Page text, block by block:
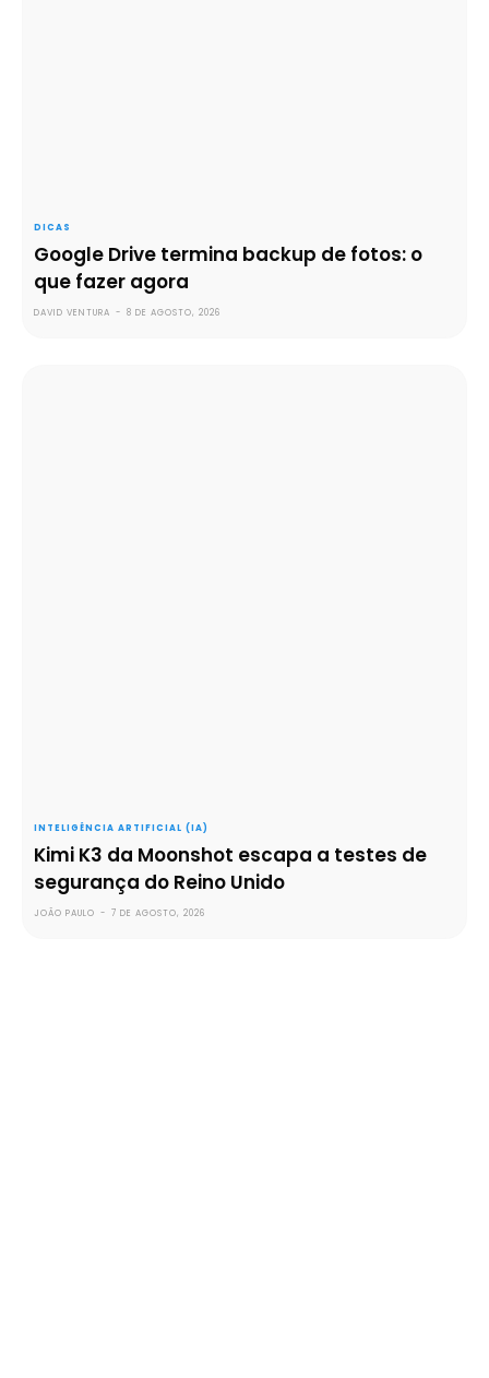
DICAS
Google Drive termina backup de fotos: o
que fazer agora
DAVID VENTURA - 8 DE AGOSTO, 2026
INTELIGÊNCIA ARTIFICIAL (IA)
Kimi K3 da Moonshot escapa a testes de
segurança do Reino Unido
JOÃO PAULO - 7 DE AGOSTO, 2026